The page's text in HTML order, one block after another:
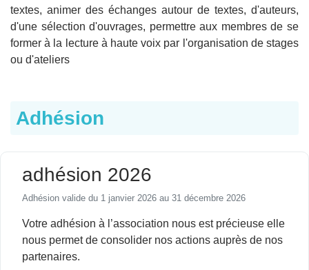
textes, animer des échanges autour de textes, d'auteurs,
d'une sélection d'ouvrages, permettre aux membres de se
former à la lecture à haute voix par l'organisation de stages
ou d'ateliers
Adhésion
adhésion 2026
Adhésion valide du 1 janvier 2026 au 31 décembre 2026
Votre adhésion à l’association nous est précieuse elle
nous permet de consolider nos actions auprès de nos
partenaires.